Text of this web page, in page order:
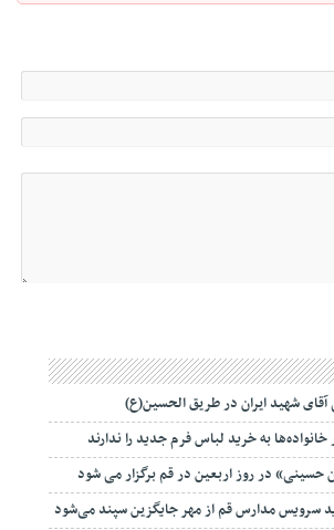
شهید ایران در طریق الحسین(ع)
به خرید لباس فرم جدید را ندارند
حسینی» در روز اربعین در قم برگزار می شود
سرویس مدارس قم از مهر جایگزین سپند می‌شود